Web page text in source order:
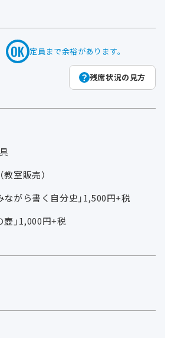
定員まで余裕があります。
残席状況の見方
室販売）
ながら書く自分史」1,500円+税
壺」1,000円+税